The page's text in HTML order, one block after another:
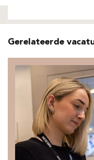
Gerelateerde